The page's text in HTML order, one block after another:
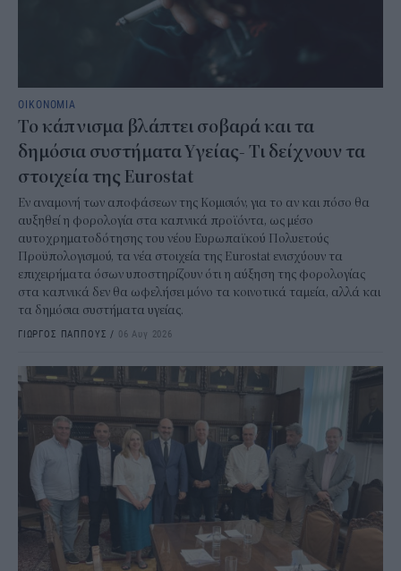
ΟΙΚΟΝΟΜΙΑ
Το κάπνισμα βλάπτει σοβαρά και τα
δημόσια συστήματα Υγείας- Τι δείχνουν τα
στοιχεία της Eurostat
Εν αναμονή των αποφάσεων της Κομισιόν, για το αν και πόσο θα
αυξηθεί η φορολογία στα καπνικά προϊόντα, ως μέσο
αυτοχρηματοδότησης του νέου Ευρωπαϊκού Πολυετούς
Προϋπολογισμού, τα νέα στοιχεία της Eurostat ενισχύουν τα
επιχειρήματα όσων υποστηρίζουν ότι η αύξηση της φορολογίας
στα καπνικά δεν θα ωφελήσει μόνο τα κοινοτικά ταμεία, αλλά και
τα δημόσια συστήματα υγείας.
ΓΙΩΡΓΟΣ ΠΑΠΠΟΥΣ / 06 Αυγ 2026